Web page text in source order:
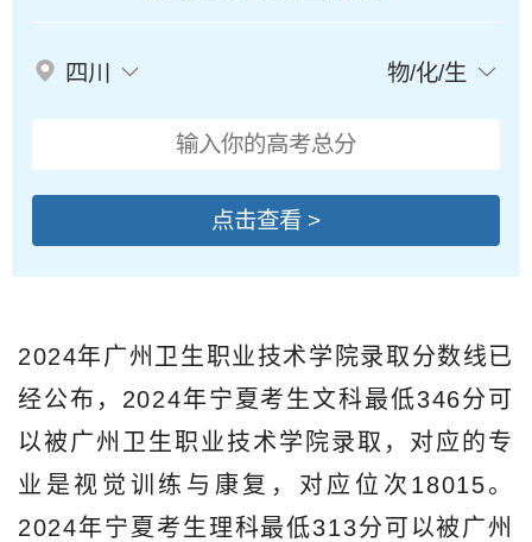
四川 物/化/生
点击查看 >
2024年广州卫生职业技术学院录取分数线已
经公布，2024年宁夏考生文科最低346分可
以被广州卫生职业技术学院录取，对应的专
业是视觉训练与康复，对应位次18015。
2024年宁夏考生理科最低313分可以被广州